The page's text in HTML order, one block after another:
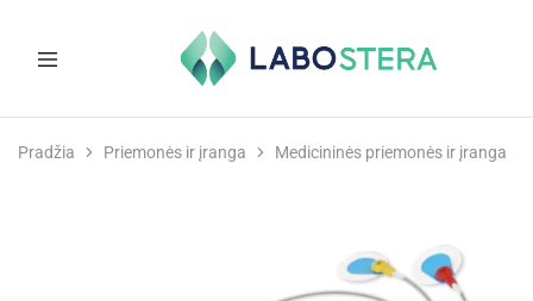
ir
Pradžia Priemonės ir įranga Medicininės priemonės ir įranga